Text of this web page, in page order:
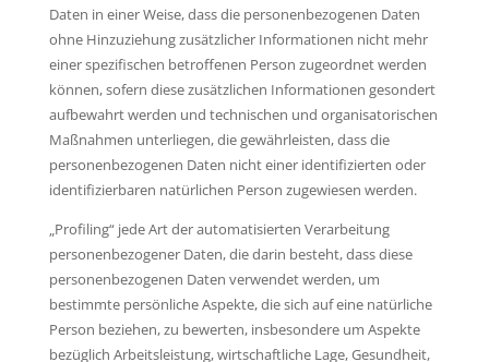
Daten in einer Weise, dass die personenbezogenen Daten
ohne Hinzuziehung zusätzlicher Informationen nicht mehr
einer spezifischen betroffenen Person zugeordnet werden
können, sofern diese zusätzlichen Informationen gesondert
aufbewahrt werden und technischen und organisatorischen
Maßnahmen unterliegen, die gewährleisten, dass die
personenbezogenen Daten nicht einer identifizierten oder
identifizierbaren natürlichen Person zugewiesen werden.
„Profiling“ jede Art der automatisierten Verarbeitung
personenbezogener Daten, die darin besteht, dass diese
personenbezogenen Daten verwendet werden, um
bestimmte persönliche Aspekte, die sich auf eine natürliche
Person beziehen, zu bewerten, insbesondere um Aspekte
bezüglich Arbeitsleistung, wirtschaftliche Lage, Gesundheit,